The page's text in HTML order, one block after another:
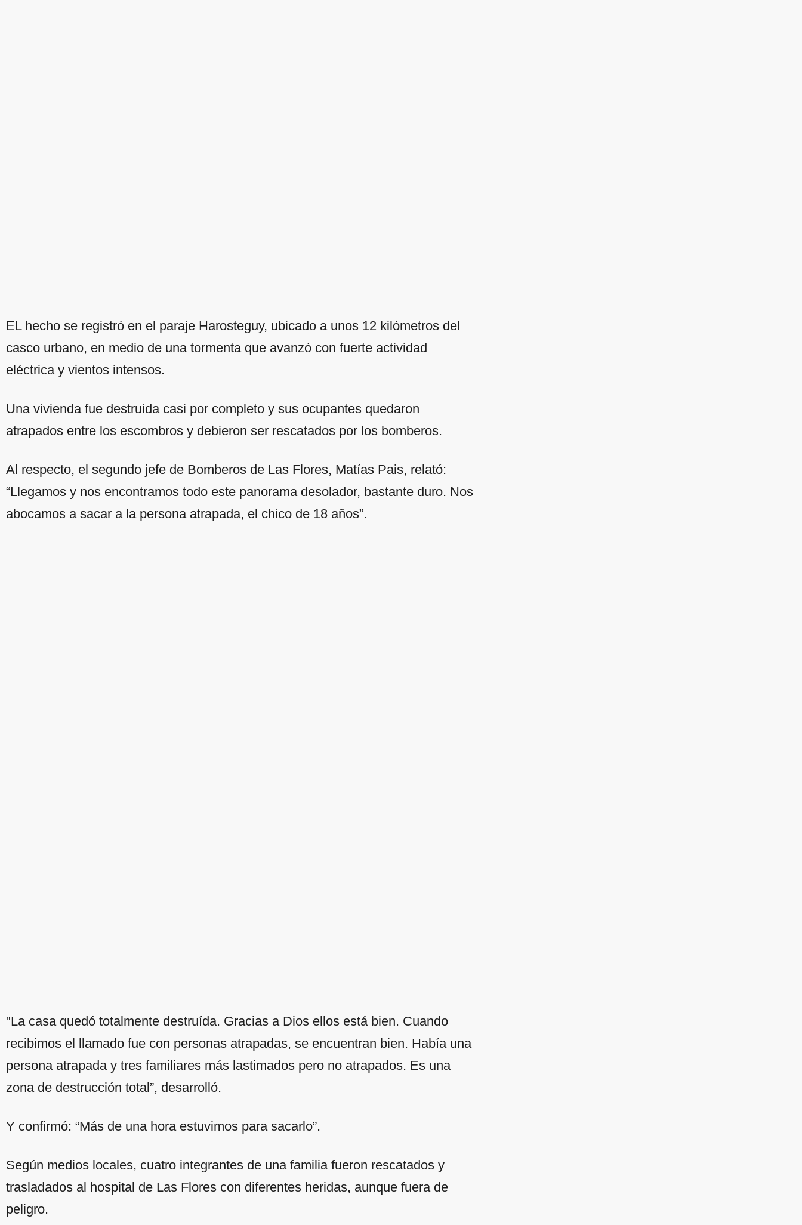
EL hecho se registró en el paraje Harosteguy, ubicado a unos 12 kilómetros del
casco urbano, en medio de una tormenta que avanzó con fuerte actividad
eléctrica y vientos intensos.
Una vivienda fue destruida casi por completo y sus ocupantes quedaron
atrapados entre los escombros y debieron ser rescatados por los bomberos.
Al respecto, el segundo jefe de Bomberos de Las Flores, Matías Pais, relató:
“Llegamos y nos encontramos todo este panorama desolador, bastante duro. Nos
abocamos a sacar a la persona atrapada, el chico de 18 años”.
"La casa quedó totalmente destruída. Gracias a Dios ellos está bien. Cuando
recibimos el llamado fue con personas atrapadas, se encuentran bien. Había una
persona atrapada y tres familiares más lastimados pero no atrapados. Es una
zona de destrucción total”, desarrolló.
Y confirmó: “Más de una hora estuvimos para sacarlo”.
Según medios locales, cuatro integrantes de una familia fueron rescatados y
trasladados al hospital de Las Flores con diferentes heridas, aunque fuera de
peligro.